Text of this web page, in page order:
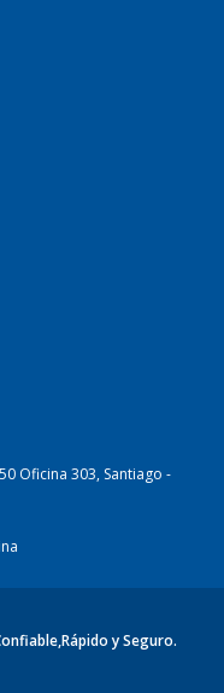
Oficina 303, Santiago -
y Seguro.